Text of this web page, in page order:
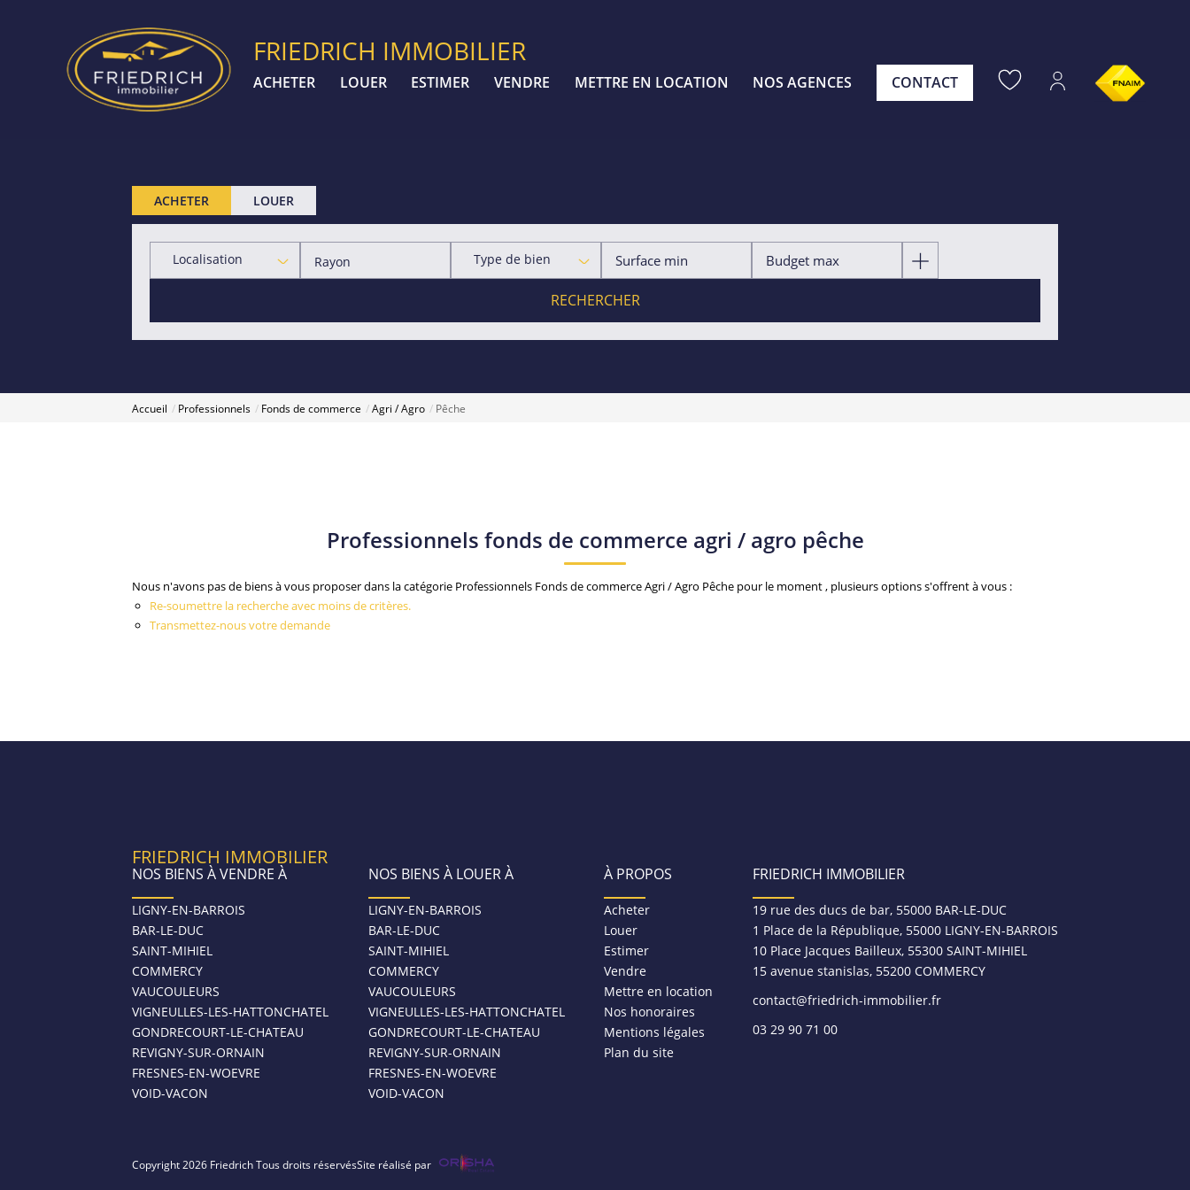
FRIEDRICH IMMOBILIER
ACHETER LOUER ESTIMER VENDRE METTRE EN LOCATION NOS AGENCES CONTACT
ACHETER LOUER
Localisation Rayon Type de bien
RECHERCHER
Accueil Professionnels Fonds de commerce Agri / Agro Pêche
Professionnels fonds de commerce agri / agro pêche
Nous n'avons pas de biens à vous proposer dans la catégorie Professionnels Fonds de commerce Agri / Agro Pêche pour le moment , plusieurs options s'offrent à vous :
Re-soumettre la recherche avec moins de critères.
Transmettez-nous votre demande
FRIEDRICH IMMOBILIER
NOS BIENS À VENDRE À
LIGNY-EN-BARROIS
BAR-LE-DUC
SAINT-MIHIEL
COMMERCY
VAUCOULEURS
VIGNEULLES-LES-HATTONCHATEL
GONDRECOURT-LE-CHATEAU
REVIGNY-SUR-ORNAIN
FRESNES-EN-WOEVRE
VOID-VACON
NOS BIENS À LOUER À
LIGNY-EN-BARROIS
BAR-LE-DUC
SAINT-MIHIEL
COMMERCY
VAUCOULEURS
VIGNEULLES-LES-HATTONCHATEL
GONDRECOURT-LE-CHATEAU
REVIGNY-SUR-ORNAIN
FRESNES-EN-WOEVRE
VOID-VACON
À PROPOS
Acheter
Louer
Estimer
Vendre
Mettre en location
Nos honoraires
Mentions légales
Plan du site
FRIEDRICH IMMOBILIER
19 rue des ducs de bar, 55000 BAR-LE-DUC
1 Place de la République, 55000 LIGNY-EN-BARROIS
10 Place Jacques Bailleux, 55300 SAINT-MIHIEL
15 avenue stanislas, 55200 COMMERCY
contact@friedrich-immobilier.fr
03 29 90 71 00
Copyright 2026 Friedrich Tous droits réservésSite réalisé par